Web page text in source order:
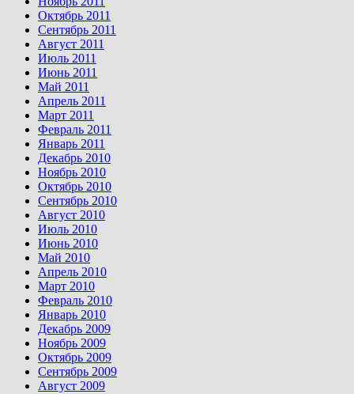
Октябрь 2011
Сентябрь 2011
Август 2011
Июль 2011
Июнь 2011
Май 2011
Апрель 2011
Март 2011
Февраль 2011
Январь 2011
Декабрь 2010
Ноябрь 2010
Октябрь 2010
Сентябрь 2010
Август 2010
Июль 2010
Июнь 2010
Май 2010
Апрель 2010
Март 2010
Февраль 2010
Январь 2010
Декабрь 2009
Ноябрь 2009
Октябрь 2009
Сентябрь 2009
Август 2009